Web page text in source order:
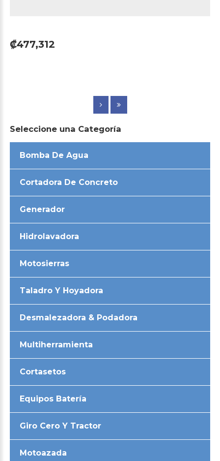
₡477,312
Seleccione una Categoría
Bomba De Agua
Cortadora De Concreto
Generador
Hidrolavadora
Motosierras
Taladro Y Hoyadora
Desmalezadora & Podadora
Multiherramienta
Cortasetos
Equipos Batería
Giro Cero Y Tractor
Motoazada